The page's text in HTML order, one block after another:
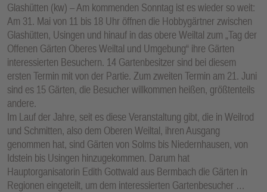
Glashütten (kw) – Am kommenden Sonntag ist es wieder so weit:
Am 31. Mai von 11 bis 18 Uhr öffnen die Hobbygärtner zwischen
Glashütten, Usingen und hinauf in das obere Weiltal zum „Tag der
Offenen Gärten Oberes Weiltal und Umgebung“ ihre Gärten
interessierten Besuchern. 14 Gartenbesitzer sind bei diesem
ersten Termin mit von der Partie. Zum zweiten Termin am 21. Juni
sind es 15 Gärten, die Besucher willkommen heißen, größtenteils
andere.
Im Lauf der Jahre, seit es diese Veranstaltung gibt, die in Weilrod
und Schmitten, also dem Oberen Weiltal, ihren Ausgang
genommen hat, sind Gärten von Solms bis Niedernhausen, von
Idstein bis Usingen hinzugekommen. Darum hat
Hauptorganisatorin Edith Gottwald aus Bermbach die Gärten in
Regionen eingeteilt, um dem interessierten Gartenbesucher …